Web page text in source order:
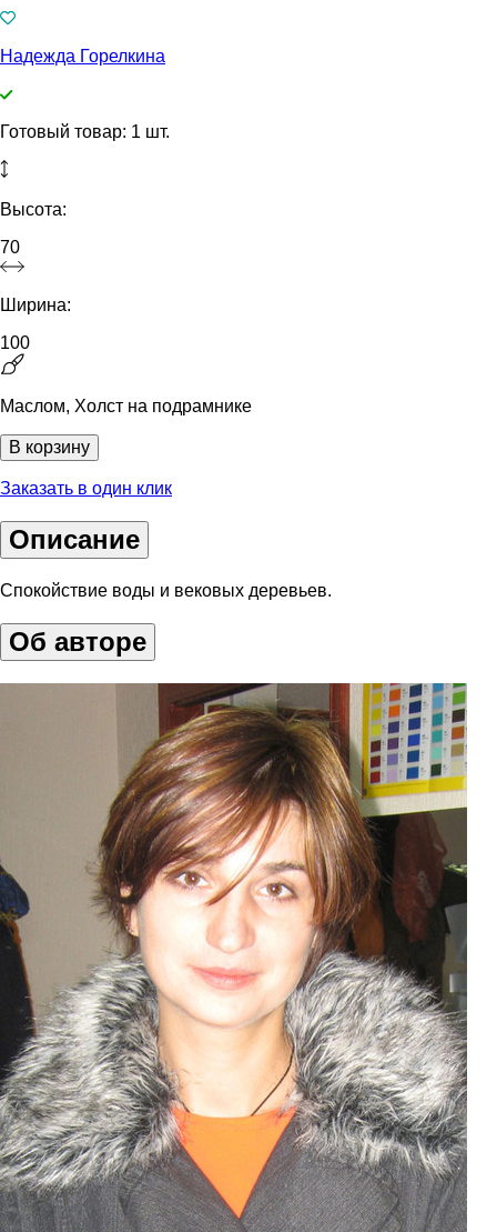
Надежда Горелкина
Готовый товар: 1 шт.
Высота:
70
Ширина:
100
Маслом, Холст на подрамнике
В корзину
Заказать в один клик
Описание
Спокойствие воды и вековых деревьев.
Об авторе